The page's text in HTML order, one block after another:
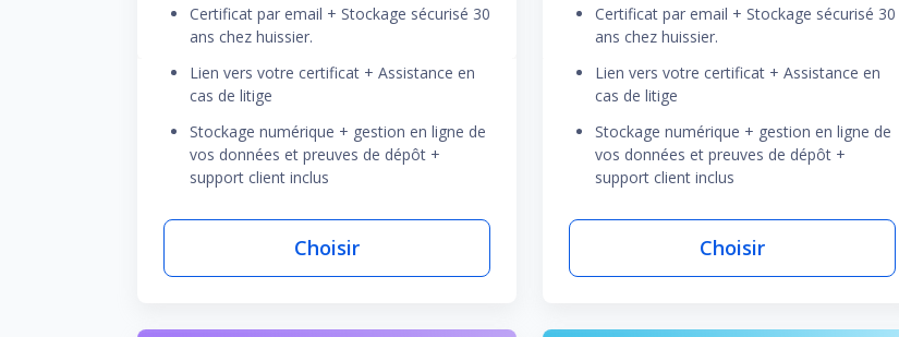
Certificat par email + Stockage sécurisé 30
ans chez huissier.
Lien vers votre certificat + Assistance en
cas de litige
Stockage numérique + gestion en ligne de
vos données et preuves de dépôt +
support client inclus
Choisir
Certificat par email + Stockage sécurisé 30
ans chez huissier.
Lien vers votre certificat + Assistance en
cas de litige
Stockage numérique + gestion en ligne de
vos données et preuves de dépôt +
support client inclus
Choisir